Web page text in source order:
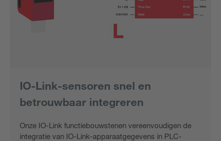
IO-Link-sensoren snel en
betrouwbaar integreren
Onze IO-Link functiebouwstenen vereenvoudigen de
integratie van IO-Link-apparaatgegevens in PLC-